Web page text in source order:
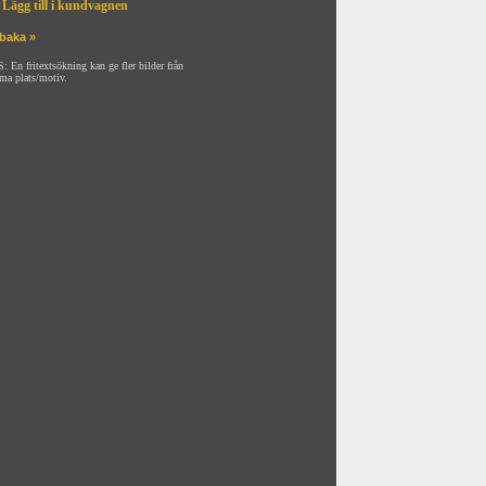
Lägg till i kundvagnen
»
En fritextsökning kan ge fler bilder från
plats/motiv.